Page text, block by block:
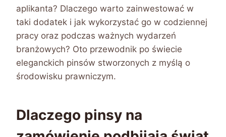
aplikanta? Dlaczego warto zainwestować w
taki dodatek i jak wykorzystać go w codziennej
pracy oraz podczas ważnych wydarzeń
branżowych? Oto przewodnik po świecie
eleganckich pinsów stworzonych z myślą o
środowisku prawniczym.
Dlaczego pinsy na